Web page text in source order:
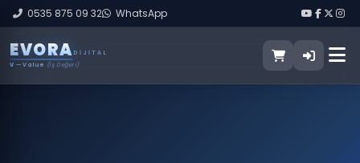
0535 875 09 32 WhatsApp
EVORA DIJITAL
V — Value (İş Değeri)